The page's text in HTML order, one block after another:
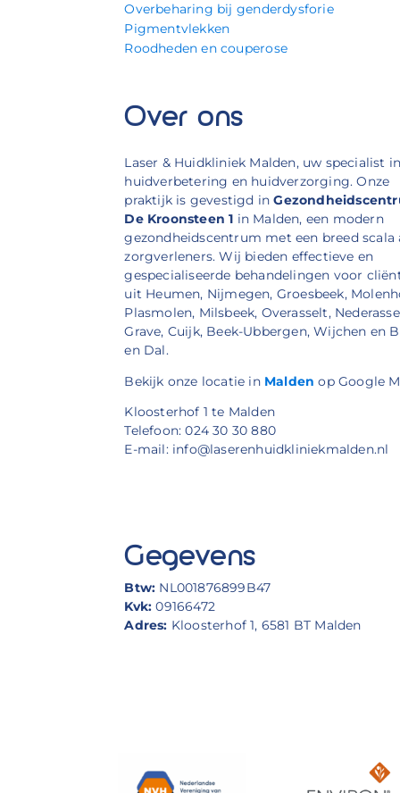
Overbeharing bij genderdysforie
Pigmentvlekken
Roodheden en couperose
Over ons
Laser & Huidkliniek Malden, uw specialist in
huidverbetering en huidverzorging. Onze
praktijk is gevestigd in
De Kroonsteen 1 in Malden, een modern
gezondheidscentrum met een breed scala
zorgverleners. Wij bieden effectieve en
gespecialiseerde behandelingen voor
uit Heumen, Nijmegen, Groesbeek,
Plasmolen, Milsbeek, Overasselt,
Grave, Cuijk, Beek-Ubbergen, Wijchen en
en Dal.
Bekijk onze locatie in Malden op Google
Kloosterhof 1 te Malden
Telefoon: 024 30 30 880
E-mail: info@laserenhuidkliniekmalden.nl
Gegevens
Btw: NL001876899B47
Kvk: 09166472
Adres: Kloosterhof 1, 6581 BT Malden